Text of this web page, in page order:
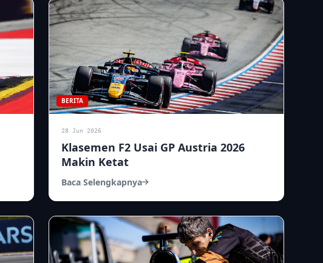
BERITA
28 Jun 2026
Klasemen F2 Usai GP Austria 2026
Makin Ketat
Baca Selengkapnya